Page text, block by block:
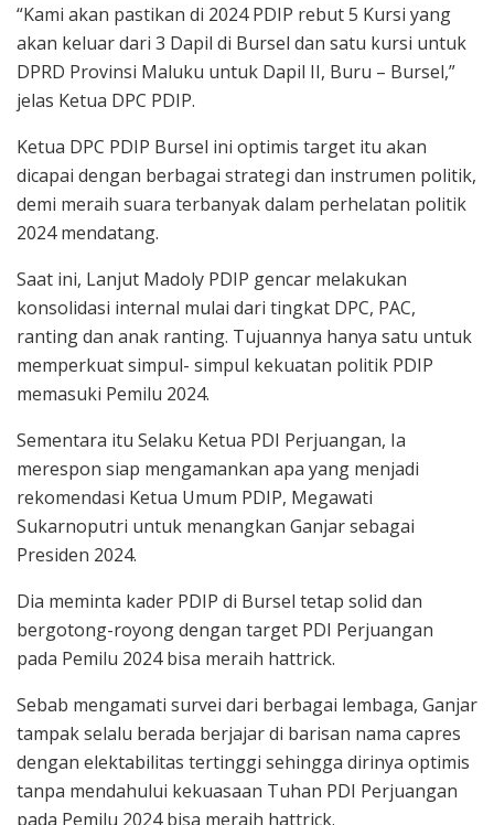
“Kami akan pastikan di 2024 PDIP rebut 5 Kursi yang
akan keluar dari 3 Dapil di Bursel dan satu kursi untuk
DPRD Provinsi Maluku untuk Dapil II, Buru – Bursel,”
jelas Ketua DPC PDIP.
Ketua DPC PDIP Bursel ini optimis target itu akan
dicapai dengan berbagai strategi dan instrumen politik,
demi meraih suara terbanyak dalam perhelatan politik
2024 mendatang.
Saat ini, Lanjut Madoly PDIP gencar melakukan
konsolidasi internal mulai dari tingkat DPC, PAC,
ranting dan anak ranting. Tujuannya hanya satu untuk
memperkuat simpul- simpul kekuatan politik PDIP
memasuki Pemilu 2024.
Sementara itu Selaku Ketua PDI Perjuangan, Ia
merespon siap mengamankan apa yang menjadi
rekomendasi Ketua Umum PDIP, Megawati
Sukarnoputri untuk menangkan Ganjar sebagai
Presiden 2024.
Dia meminta kader PDIP di Bursel tetap solid dan
bergotong-royong dengan target PDI Perjuangan
pada Pemilu 2024 bisa meraih hattrick.
Sebab mengamati survei dari berbagai lembaga, Ganjar
tampak selalu berada berjajar di barisan nama capres
dengan elektabilitas tertinggi sehingga dirinya optimis
tanpa mendahului kekuasaan Tuhan PDI Perjuangan
pada Pemilu 2024 bisa meraih hattrick.